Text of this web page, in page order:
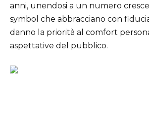
anni, unendosi a un numero
symbol che abbracciano con
danno la priorità al comfort
aspettative del pubblico.